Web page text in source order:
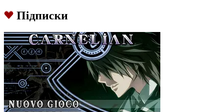
Підписки